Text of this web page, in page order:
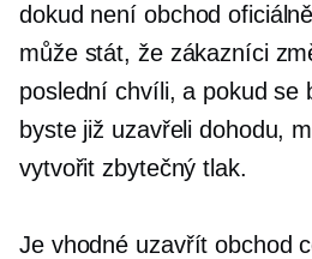
dokud není obchod
může stát, že zákazníci
poslední chvíli, a pokud se
byste již uzavřeli dohodu,
vytvořit zbytečný tlak.
Je vhodné uzavřít obchod